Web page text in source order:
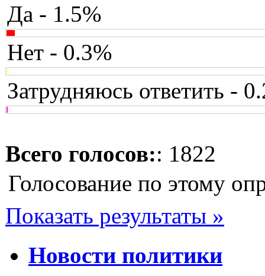
Да - 1.5%
Нет - 0.3%
Затрудняюсь ответить -
Всего голосов:: 1822
Голосование по этому
Показать результаты »
Новости политики